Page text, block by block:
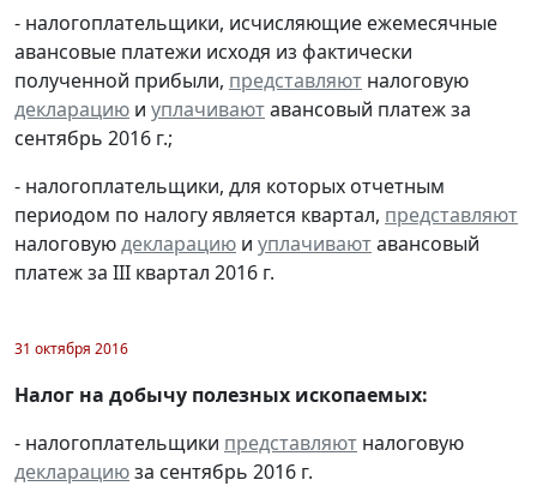
- налогоплательщики, исчисляющие ежемесячные
авансовые платежи исходя из фактически
полученной прибыли, представляют налоговую
декларацию и уплачиваютавансовый платеж за
сентябрь 2016 г.;
- налогоплательщики, для которых отчетным
периодом по налогу является квартал, представляют
налоговуюдекларацию и уплачиваютавансовый
платеж за III квартал 2016 г.
31 октября 2016
Налог на добычу полезных ископаемых:
- налогоплательщики представляют налоговую
декларациюза сентябрь 2016 г.